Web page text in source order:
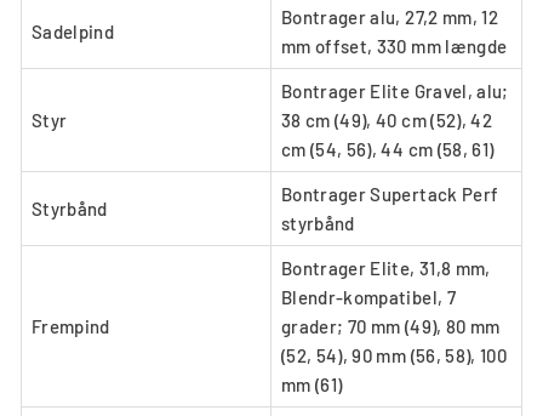
Sadelpind
Bontrager alu, 27,2 mm, 12
mm offset, 330 mm længde
Styr
Bontrager Elite Gravel, alu;
38 cm (49), 40 cm (52), 42
cm (54, 56), 44 cm (58, 61)
Styrbånd
Bontrager Supertack Perf
styrbånd
Frempind
Bontrager Elite, 31,8 mm,
Blendr-kompatibel, 7
grader; 70 mm (49), 80 mm
(52, 54), 90 mm (56, 58), 100
mm (61)